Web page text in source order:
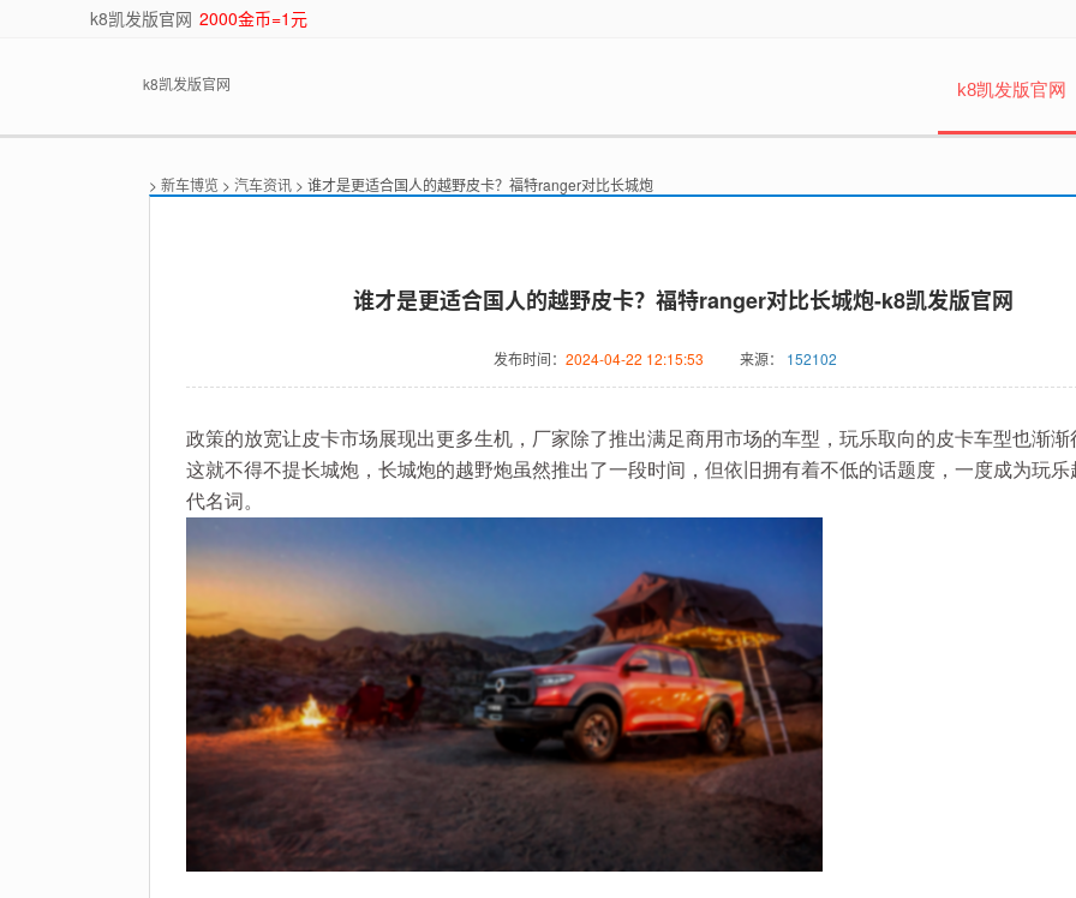
k8凯发版官网 2000金币=1元
k8凯发版官网 k8凯发版官网
> 新车博览 > 汽车资讯 > 谁才是更适合国人的越野皮卡？福特ranger对比长城炮
谁才是更适合国人的越野皮卡？福特ranger对比长城炮-k8凯发版官网
发布时间： 2024-04-22 12:15:53 来源： 152102
政策的放宽让皮卡市场展现出更多生机，厂家除了推出满足商用市场的车型，玩乐取向的皮卡车型也渐渐
这就不得不提长城炮，长城炮的越野炮虽然推出了一段时间，但依旧拥有着不低的话题度，一度成为玩乐
代名词。